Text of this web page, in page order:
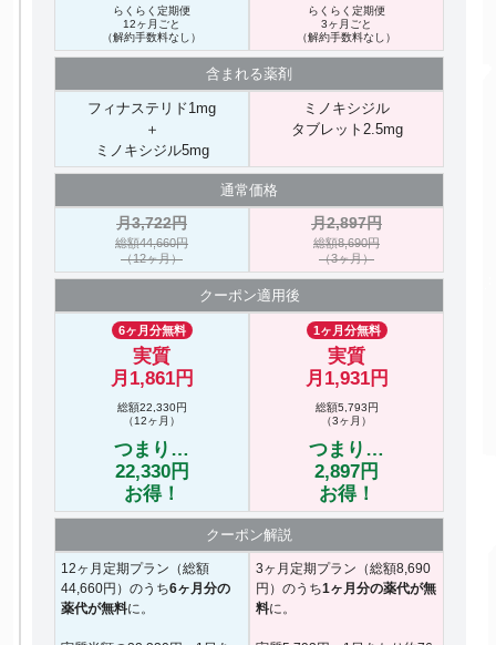
らくらく定期便
12ヶ月ごと
（解約手数料なし）
らくらく定期便
3ヶ月ごと
（解約手数料なし）
含まれる薬剤
フィナステリド1mg
＋
ミノキシジル5mg
ミノキシジル
タブレット2.5mg
通常価格
月3,722円
総額44,660円
（12ヶ月）
月2,897円
総額8,690円
（3ヶ月）
クーポン適用後
6ヶ月分無料
実質
月1,861円
総額22,330円
（12ヶ月）
つまり…
22,330円
お得！
1ヶ月分無料
実質
月1,931円
総額5,793円
（3ヶ月）
つまり…
2,897円
お得！
クーポン解説
12ヶ月定期プラン（総額
44,660円）のうち6ヶ月分の
薬代が無料に。
3ヶ月定期プラン（総額8,690
円）のうち1ヶ月分の薬代が無
料に。